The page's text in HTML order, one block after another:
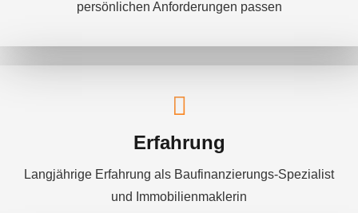
persönlichen Anforderungen passen
Erfahrung
Langjährige Erfahrung als Baufinanzierungs-Spezialist
und Immobilienmaklerin